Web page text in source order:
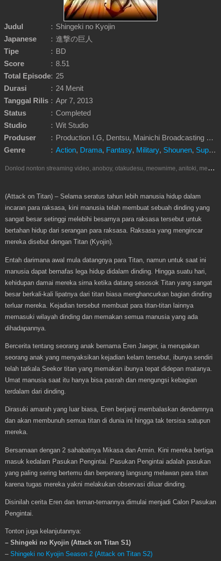
Judul : Shingeki no Kyojin
Japanese
: 進撃の巨人
Tipe
: BD
Score
: 8.51
Total Episode: 25
Durasi
: 24 Menit
Tanggal Rilis : Apr 7, 2013
Status
: Completed
Studio
: Wit Studio
Produser
:
Production I.G, Dentsu, Mainichi Broadcasting System, Pony Canyon, Kodansha, Mad Box, Shingeki no Kyojin Team, Pony Canyon Enterprise, Other.
Genre
: Action, Drama, Fantasy, Military, Shounen, Super Power
D
onlod nonton streaming video, anoboy, otakudesu, meownime, anitoki, meguminime, melody, oploverz, anoboy, nimegami, unduh, riie net, drivenime, myanimelist, MAL, kusonime, neonime, bstation, maxnime, animeindo, Netflix, crunchyroll, neonime, samehadaku, streaming, otakupoi, awsubs, anibatch, anikyojin, nekonime, kurogaze, zippyshare, vidio google drive, Muse Indonesia, iQIYI, Viu, Ani-One Asia, Animenonton, Otaku desu, Mangaku, Anibatch,Vidio, Genflix, Amazon Prime Video, Terlengkap Google Drive 240p, 3GP, Muse Indonesia.
(Attack on Titan) – Selama seratus tahun lebih manusia hidup dalam
incaran para raksasa, kini manusia telah membuat sebuah dinding yang
sangat besar setinggi melebihi besarnya para raksasa tersebut untuk
bertahan hidup dari serangan para raksasa. Raksasa yang mengincar
mereka disebut dengan Titan (Kyojin).
Entah darimana awal mula datangnya para Titan, namun untuk saat ini
manusia dapat bernafas lega hidup didalam dinding. Hingga suatu hari,
kehidupan damai mereka sirna ketika datang sesosok Titan yang sangat
besar berkali-kali lipatnya dari titan biasa menghancurkan bagian dinding
terluar mereka. Kejadian tersebut membuat para titan-titan lainnya
memasuki wilayah dinding dan memakan semua manusia yang ada
dihadapannya.
Bercerita tentang seorang anak bernama Eren Jaeger, ia merupakan
seorang anak yang menyaksikan kejadian kelam tersebut, ibunya sendiri
telah tatkala Seekor titan yang memakan ibunya tepat didepan matanya.
Umat manusia saat itu hanya bisa pasrah dan mengungsi kebagian
terdalam dari dinding.
Dirasuki amarah yang luar biasa, Eren berjanji membalaskan dendamnya
dan akan membunuh semua titan di dunia ini hingga tak tersisa satupun
mereka.
Bersamaan dengan 2 sahabatnya Mikasa dan Armin. Kini mereka bertiga
masuk kedalam Pasukan Pengintai. Pasukan Pengintai adalah pasukan
yang paling sering bertemu dan berperang langsung melawan para titan
karena tugas mereka yakni melakukan observasi diluar dinding.
Disinilah cerita Eren dan teman-temannya dimulai menjadi Calon Pasukan
Pengintai.
Tonton juga kelanjutannya:
– Shingeki no Kyojin (Attack on Titan S1)
– Shingeki no Kyojin Season 2 (Attack on Titan S2)